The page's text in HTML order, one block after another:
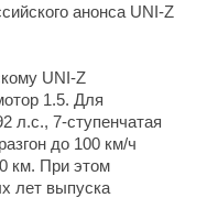
анонса UNI-Z
UNI-Z
1.5. Для
л.с., 7-ступенчатая
до 100 км/ч
км. При этом
лет выпуска